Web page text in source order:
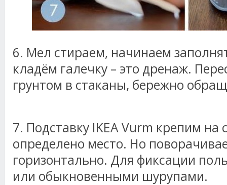
6. Мел стираем, начинаем
кладём галечку – это дренаж.
грунтом в стаканы, бережно
7. Подставку IKEA Vurm крепим на
определено место. Но
горизонтально. Для фиксации
или обыкновенными шурупами.